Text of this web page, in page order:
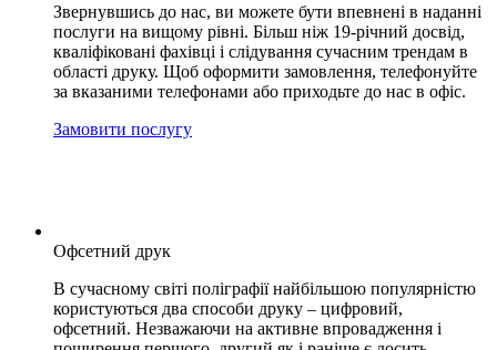
Звернувшись до нас, ви можете бути впевнені в наданні
послуги на вищому рівні. Більш ніж 19-річний досвід,
кваліфіковані фахівці і слідування сучасним трендам в
області друку. Щоб оформити замовлення, телефонуйте
за вказаними телефонами або приходьте до нас в офіс.
Замовити послугу
Офсетний друк
В сучасному світі поліграфії найбільшою популярністю
користуються два способи друку – цифровий,
офсетний. Незважаючи на активне впровадження і